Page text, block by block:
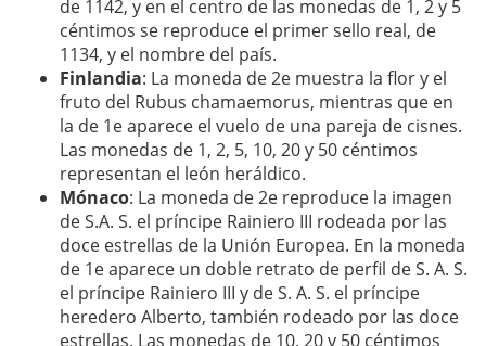
de 1142, y en el centro de las monedas de 1, 2 y 5
céntimos se reproduce el primer sello real, de
1134, y el nombre del país.
Finlandia: La moneda de 2e muestra la flor y el
fruto del Rubus chamaemorus, mientras que en
la de 1e aparece el vuelo de una pareja de cisnes.
Las monedas de 1, 2, 5, 10, 20 y 50 céntimos
representan el león heráldico.
Mónaco: La moneda de 2e reproduce la imagen
de S.A. S. el príncipe Rainiero III rodeada por las
doce estrellas de la Unión Europea. En la moneda
de 1e aparece un doble retrato de perfil de S. A. S.
el príncipe Rainiero III y de S. A. S. el príncipe
heredero Alberto, también rodeado por las doce
estrellas. Las monedas de 10, 20 y 50 céntimos